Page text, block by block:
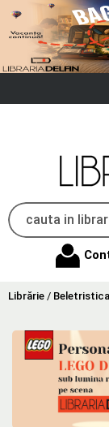
Librărie / Beletristica